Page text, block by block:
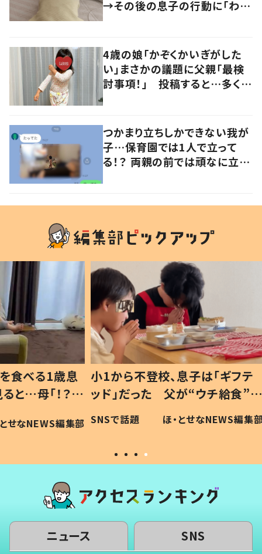
→その後の息子の行動に「わか
4歳の娘「かぞくかいぎがした
い」まさかの議題に父親「最検
討事項！」 投稿すると…多くの
つかまり立ちしかできない我が
子…保育園では1人で立って
る！？ 両親の前では頑なに立た
歳息
？」
編集部
小1から不登校、息子は「ギフテ
ッド」だった 父が“ウチ給食”を
作り続ける理由とは #令和の親
#令和の子
SNSで話題 ほ・とせなNEWS編集部
ひ孫
が、抱
「涙
い」
ニュース SNS